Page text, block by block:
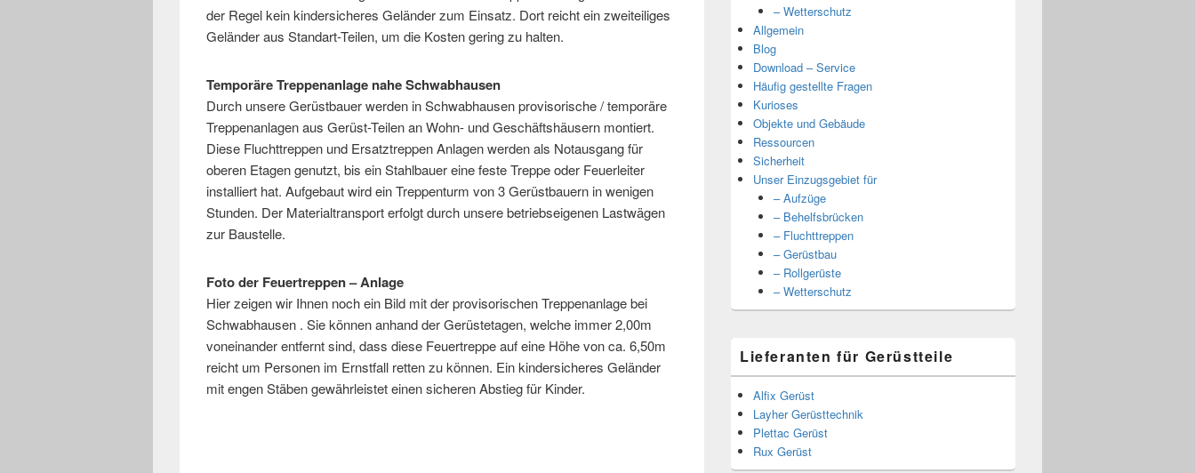
der Regel kein kindersicheres Geländer zum Einsatz. Dort reicht ein zweiteiliges
Geländer aus Standart-Teilen, um die Kosten gering zu halten.
Temporäre Treppenanlage nahe Schwabhausen
Durch unsere Gerüstbauer werden in Schwabhausen provisorische / temporäre
Treppenanlagen aus Gerüst-Teilen an Wohn- und Geschäftshäusern montiert.
Diese Fluchttreppen und Ersatztreppen Anlagen werden als Notausgang für
oberen Etagen genutzt, bis ein Stahlbauer eine feste Treppe oder Feuerleiter
installiert hat. Aufgebaut wird ein Treppenturm von 3 Gerüstbauern in wenigen
Stunden. Der Materialtransport erfolgt durch unsere betriebseigenen Lastwägen
zur Baustelle.
Foto der Feuertreppen – Anlage
Hier zeigen wir Ihnen noch ein Bild mit der provisorischen Treppenanlage bei
Schwabhausen . Sie können anhand der Gerüstetagen, welche immer 2,00m
voneinander entfernt sind, dass diese Feuertreppe auf eine Höhe von ca. 6,50m
reicht um Personen im Ernstfall retten zu können. Ein kindersicheres Geländer
mit engen Stäben gewährleistet einen sicheren Abstieg für Kinder.
– Wetterschutz
Allgemein
Blog
Download – Service
Häufig gestellte Fragen
Kurioses
Objekte und Gebäude
Ressourcen
Sicherheit
Unser Einzugsgebiet für
– Aufzüge
– Behelfsbrücken
– Fluchttreppen
– Gerüstbau
– Rollgerüste
– Wetterschutz
Lieferanten für Gerüstteile
Alfix Gerüst
Layher Gerüsttechnik
Plettac Gerüst
Rux Gerüst